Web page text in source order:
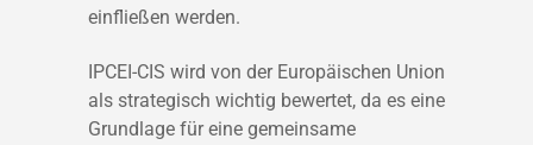
einfließen werden.
IPCEI-CIS wird von der Europäischen Union
als strategisch wichtig bewertet, da es eine
Grundlage für eine gemeinsame